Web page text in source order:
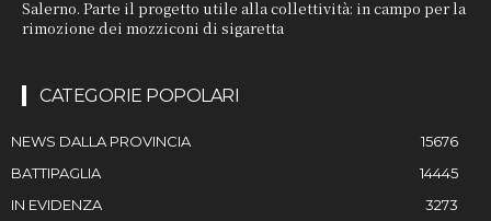
Salerno. Parte il progetto utile alla collettività: in campo per la
rimozione dei mozziconi di sigaretta
CATEGORIE POPOLARI
NEWS DALLA PROVINCIA
15676
BATTIPAGLIA
14445
IN EVIDENZA
3273